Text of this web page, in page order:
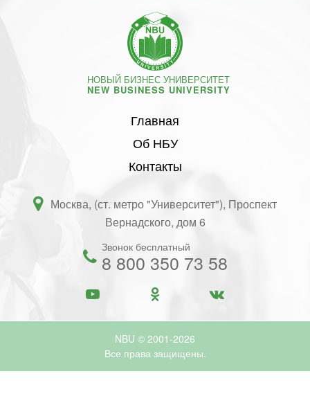
НОВЫЙ БИЗНЕС УНИВЕРСИТЕТ
NEW BUSINESS UNIVERSITY
Главная
Об НБУ
Контакты
Москва, (ст. метро "Университет"), Проспект
Вернадского, дом 6
Звонок бесплатный
8 800 350 73 58
NBU © 2001-2026
Все права защищены.